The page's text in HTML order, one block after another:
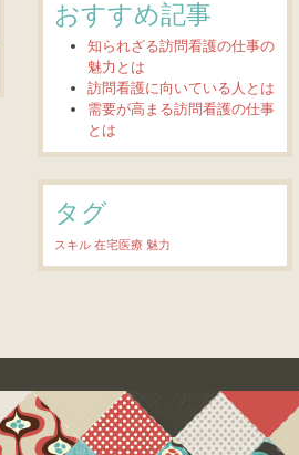
おすすめ記事
知られざる訪問看護の仕事の
魅力とは
訪問看護に向いている人とは
需要が高まる訪問看護の仕事
とは
タグ
スキル 在宅医療 魅力